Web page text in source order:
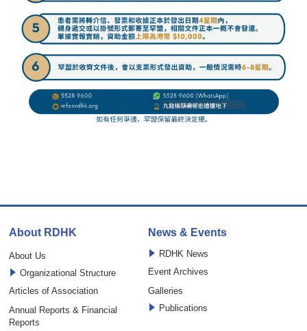
About RDHK
About Us
Organizational Structure
Articles of Association
Annual Reports & Financial
Reports
News & Events
RDHK News
Event Archives
Galleries
Publications